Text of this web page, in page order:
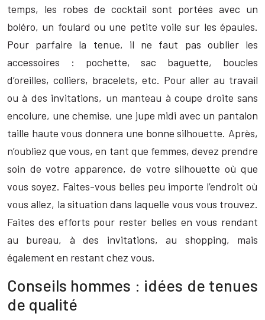
temps, les robes de cocktail sont portées avec un
boléro, un foulard ou une petite voile sur les épaules.
Pour parfaire la tenue, il ne faut pas oublier les
accessoires : pochette, sac baguette, boucles
d’oreilles, colliers, bracelets, etc. Pour aller au travail
ou à des invitations, un manteau à coupe droite sans
encolure, une chemise, une jupe midi avec un pantalon
taille haute vous donnera une bonne silhouette. Après,
n’oubliez que vous, en tant que femmes, devez prendre
soin de votre apparence, de votre silhouette où que
vous soyez. Faites-vous belles peu importe l’endroit où
vous allez, la situation dans laquelle vous vous trouvez.
Faites des efforts pour rester belles en vous rendant
au bureau, à des invitations, au shopping, mais
également en restant chez vous.
Conseils hommes : idées de tenues
de qualité